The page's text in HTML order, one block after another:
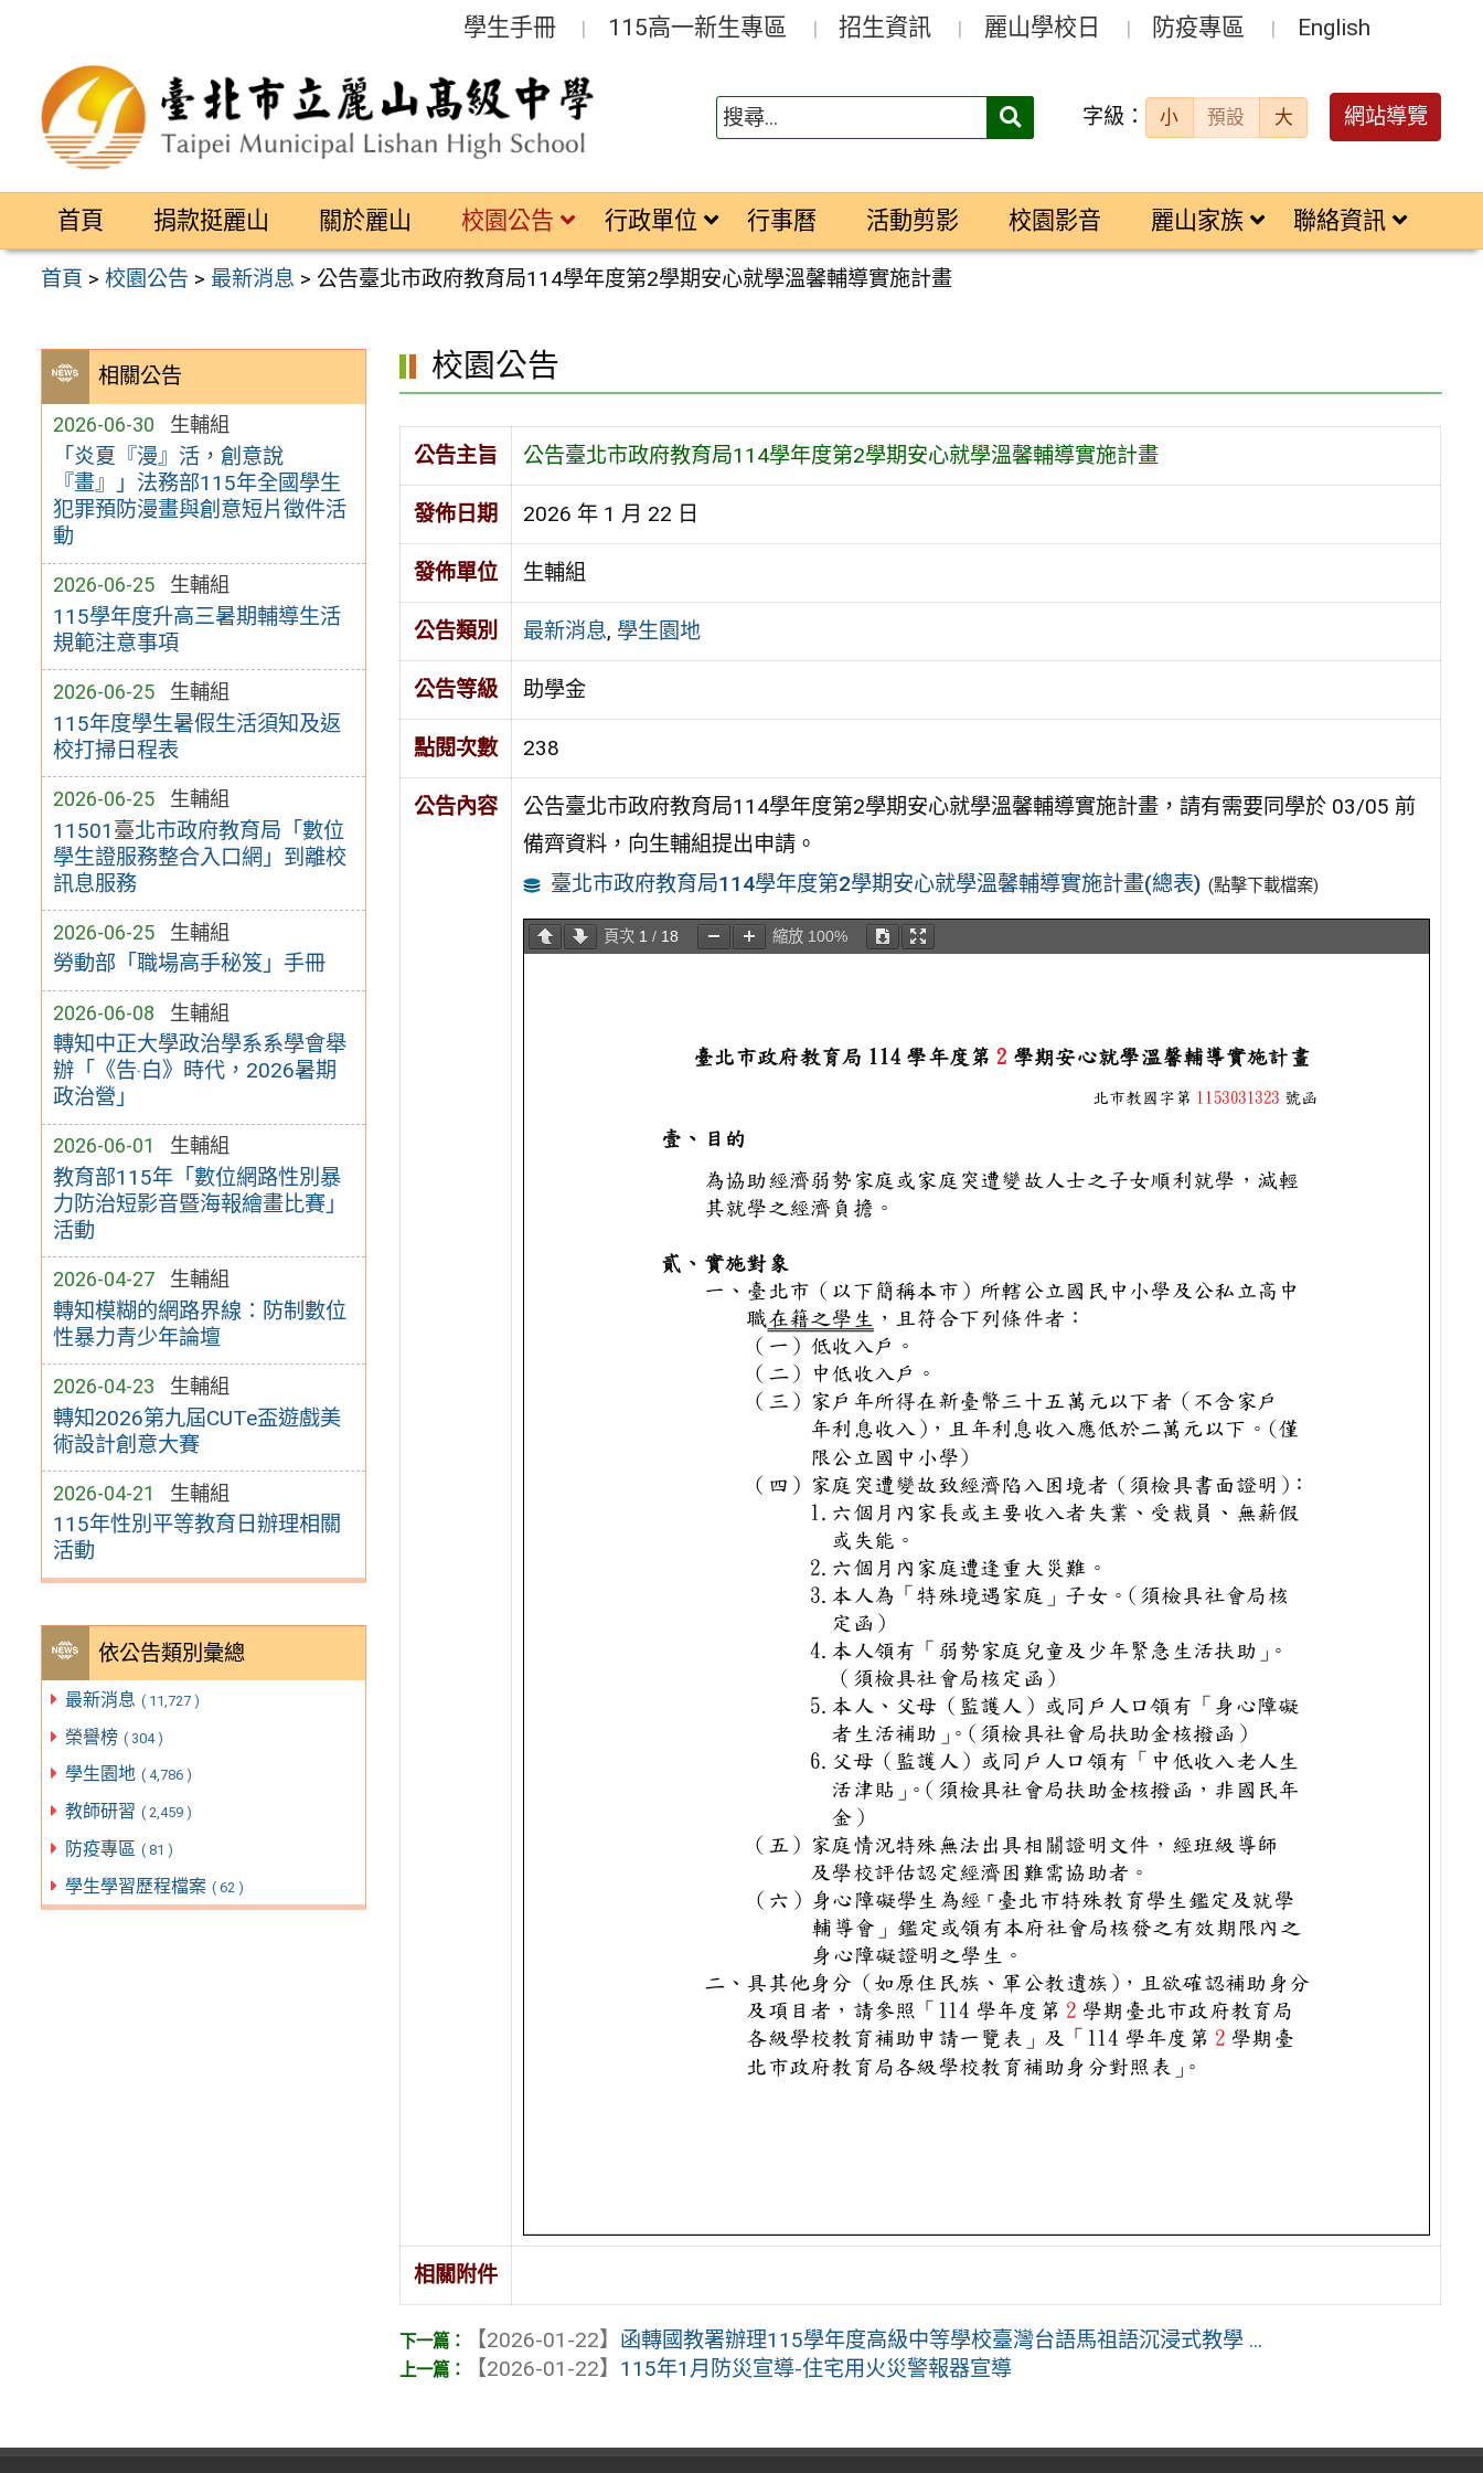
區
學生手冊 115高一新生專區 招生資訊 麗山學校日 防疫專區 English
搜
字級： 小 預設 大 網站導覽
首頁 捐款挺麗山 關於麗山 校園公告 行政單位 行事曆 活動剪影 校園影音 麗山家族 聯絡資訊
首頁 >校園公告 > 最新消息 > 公告臺北市政府教育局114學年度第2學期安心就學溫馨輔導實施計畫
相關公告
2026-06-30 生輔組
「炎夏『漫』活，創意說
『畫』」法務部115年全國學生
犯罪預防漫畫與創意短片徵件活
動
2026-06-25 生輔組
115學年度升高三暑期輔導生活
規範注意事項
2026-06-25 生輔組
115年度學生暑假生活須知及返
校打掃日程表
2026-06-25 生輔組
11501臺北市政府教育局「數位
學生證服務整合入口網」到離校
訊息服務
2026-06-25 生輔組
勞動部「職場高手秘笈」手冊
2026-06-08 生輔組
轉知中正大學政治學系系學會舉
辦「《告‧白》時代，2026暑期
政治營」
2026-06-01 生輔組
教育部115年「數位網路性別暴
力防治短影音暨海報繪畫比賽」
活動
2026-04-27 生輔組
轉知模糊的網路界線：防制數位
性暴力青少年論壇
2026-04-23 生輔組
轉知2026第九屆CUTe盃遊戲美
術設計創意大賽
2026-04-21 生輔組
115年性別平等教育日辦理相關
活動
依公告類別彙總
最新消息 ( 11,727 )
榮譽榜 ( 304 )
學生園地 ( 4,786 )
教師研習 ( 2,459 )
防疫專區 ( 81 )
學生學習歷程檔案 ( 62 )
校園公告
公告主旨 公告臺北市政府教育局114學年度第2學期安心就學溫馨輔導實施計畫
發佈日期 2026 年 1 月 22 日
發佈單位 生輔組
公告類別 最新消息, 學生園地
公告等級 助學金
點閱次數 238
公告內容
公告臺北市政府教育局114學年度第2學期安心就學溫馨輔導實施計畫，請有需要同學於 03/05 前
備齊資料，向生輔組提出申請。
臺北市政府教育局114學年度第2學期安心就學溫馨輔導實施計畫(總表) (點擊下載檔案)
頁次 1 / 18 縮放 100%
相關附件
【2026-01-22】 函轉國教署辦理115學年度高級中等學校臺灣台語馬祖語沉浸式教學 ...
【2026-01-22】 115年1月防災宣導-住宅用火災警報器宣導